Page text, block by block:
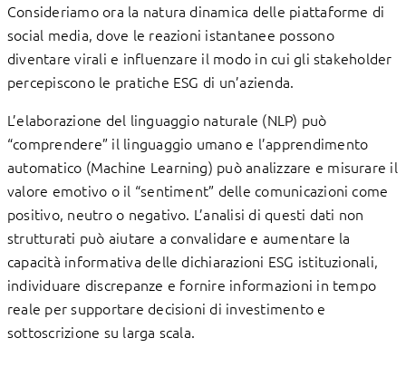
Consideriamo ora la natura dinamica delle piattaforme di
social media, dove le reazioni istantanee possono
diventare virali e influenzare il modo in cui gli stakeholder
percepiscono le pratiche ESG di un’azienda.
L’elaborazione del linguaggio naturale (NLP) può
“comprendere” il linguaggio umano e l’apprendimento
automatico (Machine Learning) può analizzare e misurare il
valore emotivo o il “sentiment” delle comunicazioni come
positivo, neutro o negativo. L’analisi di questi dati non
strutturati può aiutare a convalidare e aumentare la
capacità informativa delle dichiarazioni ESG istituzionali,
individuare discrepanze e fornire informazioni in tempo
reale per supportare decisioni di investimento e
sottoscrizione su larga scala.